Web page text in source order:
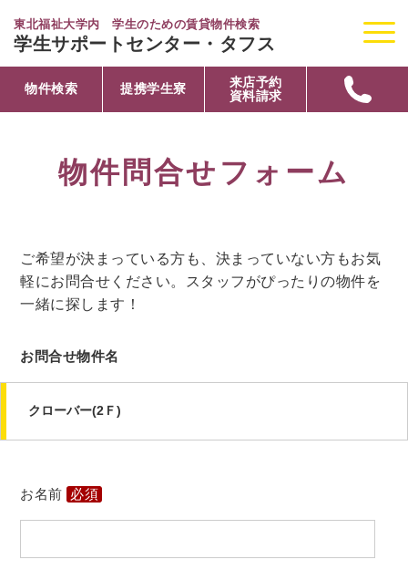
東北福祉大学内 学生のための賃貸物件検索
学生サポートセンター・タフス
物件検索 提携学生寮
来店予約
資料請求
物件問合せフォーム
ご希望が決まっている方も、決まっていない方もお気
軽にお問合せください。スタッフがぴったりの物件を
一緒に探します！
このフィールドは空のままにしてください。
お問合せ物件名
お名前 必須